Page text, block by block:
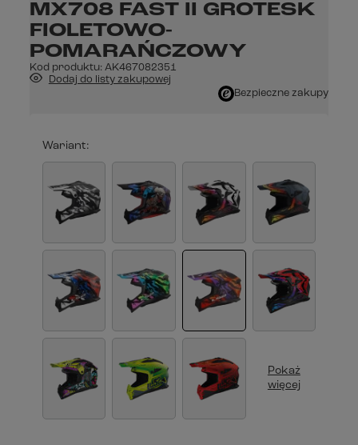
MX708 FAST II GROTESK
FIOLETOWO-
POMARAŃCZOWY
Kod produktu: AK467082351
Dodaj do listy zakupowej
Bezpieczne zakupy
Wariant
Pokaż
więcej